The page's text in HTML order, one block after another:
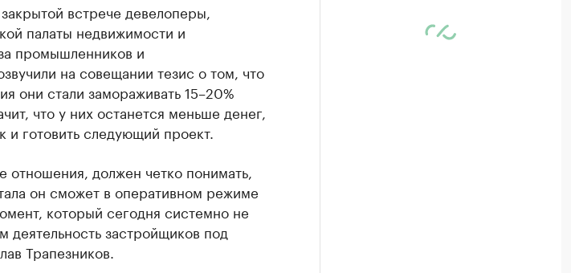
встрече девелоперы,
палаты недвижимости и
промышленников и
на совещании тезис о том, что
они стали замораживать 15–20%
что у них останется меньше денег,
и готовить следующий проект.
отношения, должен четко понимать,
он сможет в оперативном режиме
который сегодня системно не
деятельность застройщиков под
Трапезников.